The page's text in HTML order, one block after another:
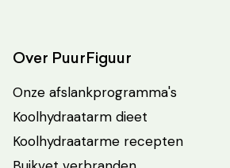
Over PuurFiguur
Onze afslankprogramma's
Koolhydraatarm dieet
Koolhydraatarme recepten